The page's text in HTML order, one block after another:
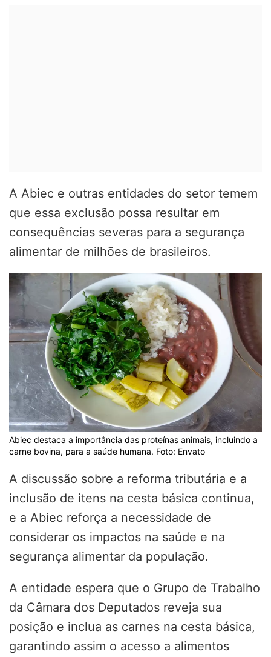
A Abiec e outras entidades do setor temem
que essa exclusão possa resultar em
consequências severas para a segurança
alimentar de milhões de brasileiros.
Abiec destaca a importância das proteínas animais, incluindo a
carne bovina, para a saúde humana. Foto: Envato
A discussão sobre a reforma tributária e a
inclusão de itens na cesta básica continua,
e a Abiec reforça a necessidade de
considerar os impactos na saúde e na
segurança alimentar da população.
A entidade espera que o Grupo de Trabalho
da Câmara dos Deputados reveja sua
posição e inclua as carnes na cesta básica,
garantindo assim o acesso a alimentos